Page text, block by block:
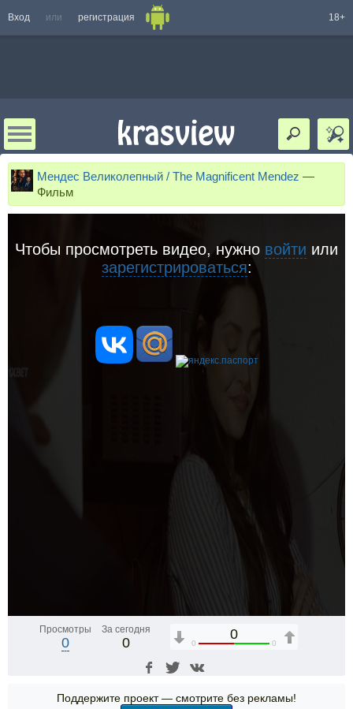
Вход или регистрация 18+
Мендес Великолепный / The Magnificent Mendez —
Фильм
Чтобы просмотреть видео, нужно войти или
зарегистрироваться:
Просмотры
0
За сегодня
0
0
0 0
Поддержите проект — смотрите без рекламы!